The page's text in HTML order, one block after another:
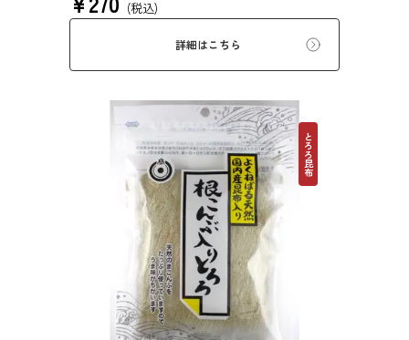
い物、うどんに入れて美味しく召し上がれま
す。お口の中でとろーり、つるっと広がる根昆
布入りとろろを是非ご賞味ください。
(税込)
詳細はこちら
とろろ昆布